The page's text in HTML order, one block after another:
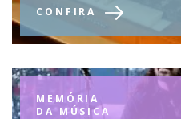
CONFIRA
MEMÓRIA
DA MÚSICA